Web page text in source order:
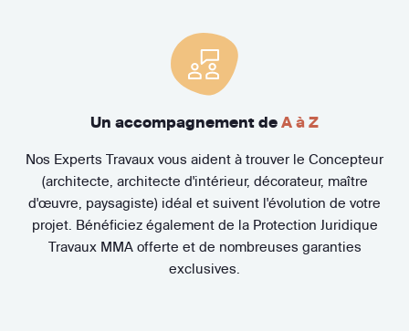
Un accompagnement de A à Z
Nos Experts Travaux vous aident à trouver le Concepteur
(architecte, architecte d'intérieur, décorateur, maître
d'œuvre, paysagiste) idéal et suivent l'évolution de votre
projet. Bénéficiez également de la Protection Juridique
Travaux MMA offerte et de nombreuses garanties
exclusives.